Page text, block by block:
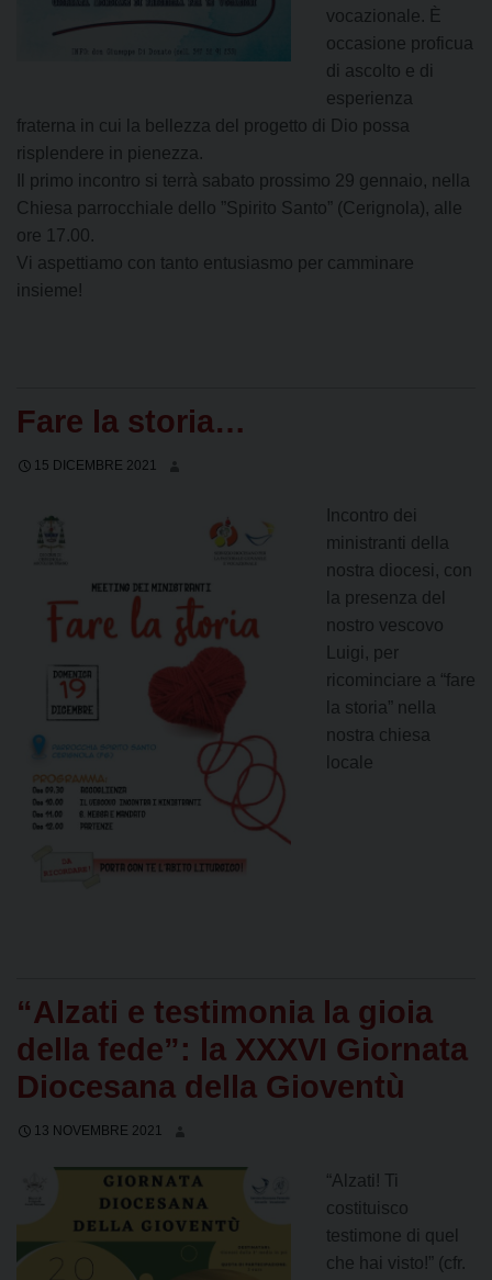
vocazionale. È
occasione proficua
di ascolto e di
esperienza
fraterna in cui la bellezza del progetto di Dio possa
risplendere in pienezza.
Il primo incontro si terrà sabato prossimo 29 gennaio, nella
Chiesa parrocchiale dello ”Spirito Santo” (Cerignola), alle
ore 17.00.
Vi aspettiamo con tanto entusiasmo per camminare
insieme!
Fare la storia…
15 DICEMBRE 2021
Incontro dei
ministranti della
nostra diocesi, con
la presenza del
nostro vescovo
Luigi, per
ricominciare a “fare
la storia” nella
nostra chiesa
locale
“Alzati e testimonia la gioia
della fede”: la XXXVI Giornata
Diocesana della Gioventù
13 NOVEMBRE 2021
“Alzati! Ti
costituisco
testimone di quel
che hai visto!” (cfr.